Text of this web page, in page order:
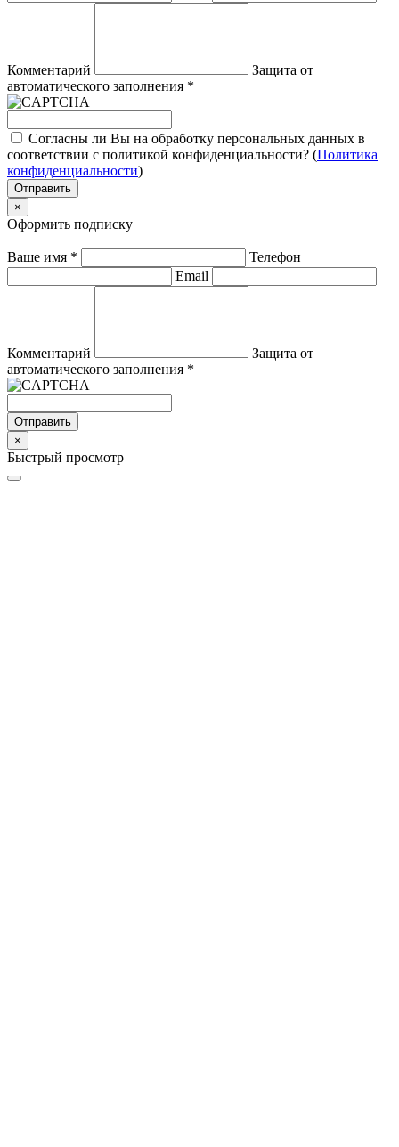
Комментарий
Защита от
автоматического заполнения *
Согласны ли Вы на обработку персональных данных в
соответствии с политикой конфиденциальности? (Политика
конфиденциальности)
Отправить
×
Оформить подписку
Ваше имя *
Телефон
Email
Комментарий
Защита от
автоматического заполнения *
Отправить
×
Быстрый просмотр